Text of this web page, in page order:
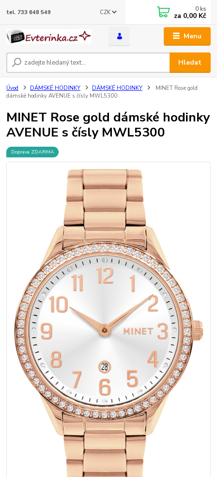
Menu
CZK
Hledat
tel. 733 648 549 0 ks
za 0,00 Kč
Úvod DÁMSKÉ HODINKY DÁMSKÉ HODINKY
MINET Rose gold
dámské hodinky AVENUE s čísly MWL5300
MINET Rose gold dámské hodinky
AVENUE s čísly MWL5300
Doprava ZDARMA